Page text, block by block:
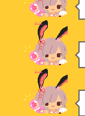
レイ
レイ